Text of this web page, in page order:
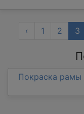
‹ 1 2 3
Покраска рамы